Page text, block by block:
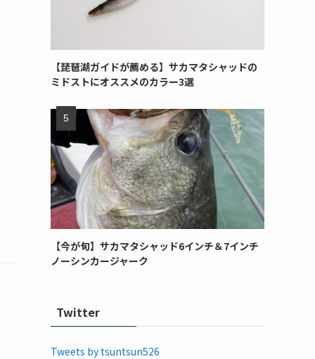
【琵琶湖ガイドが薦める】サカマタシャッドの
ミドストにオススメのカラー3選
【今が旬】サカマタシャッド6インチ＆7インチ
ノーシンカージャーク
Twitter
Tweets by tsuntsun526